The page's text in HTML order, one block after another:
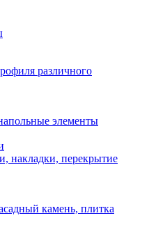
различного
элементы
накладки, перекрытие
камень, плитка